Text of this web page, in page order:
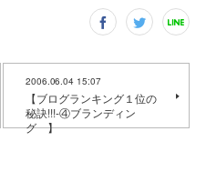
2006.06.04 15:07
【ブログランキング１位の
秘訣!!!-④ブランディン
グ 】